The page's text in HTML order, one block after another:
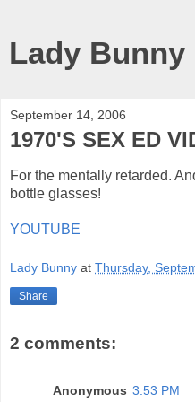
Lady Bunny
September 14, 2006
1970'S SEX ED
For the mentally retarded.
bottle glasses!
YOUTUBE
Lady Bunny at Thursday,
Share
2 comments:
Anonymous 3:53 PM